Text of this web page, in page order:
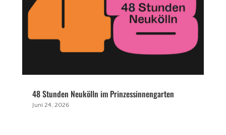
48 Stunden Neukölln im Prinzessinnengarten
Juni 24, 2026